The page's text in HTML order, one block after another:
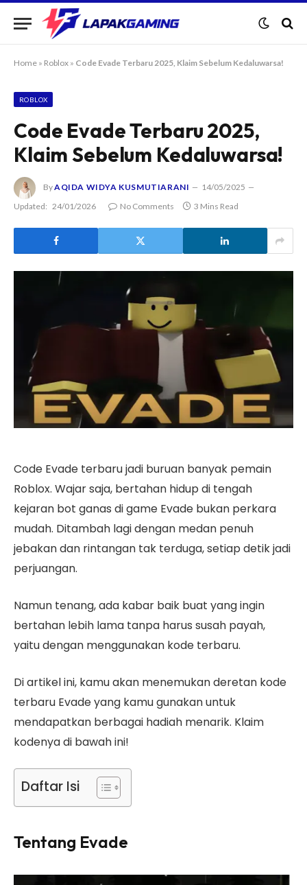
Home » Roblox » Code Evade Terbaru 2025, Klaim Sebelum Kedaluwarsa!
ROBLOX
Code Evade Terbaru 2025,
Klaim Sebelum Kedaluwarsa!
ByAQIDA WIDYA KUSMUTIARANI
14/05/2025
Updated: 24/01/2026 No Comments 3 Mins Read
Code Evade terbaru jadi buruan banyak pemain
Roblox. Wajar saja, bertahan hidup di tengah
kejaran bot ganas di game Evade bukan perkara
mudah. Ditambah lagi dengan medan penuh
jebakan dan rintangan tak terduga, setiap detik jadi
perjuangan.
Namun tenang, ada kabar baik buat yang ingin
bertahan lebih lama tanpa harus susah payah,
yaitu dengan menggunakan kode terbaru.
Di artikel ini, kamu akan menemukan deretan kode
terbaru Evade yang kamu gunakan untuk
mendapatkan berbagai hadiah menarik. Klaim
kodenya di bawah ini!
Daftar Isi
Tentang Evade